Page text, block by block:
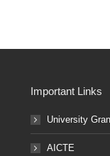
Important Links
University
AICTE